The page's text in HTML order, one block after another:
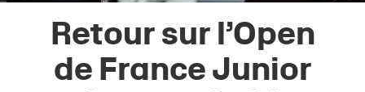
Retour sur l’Open
de France Junior